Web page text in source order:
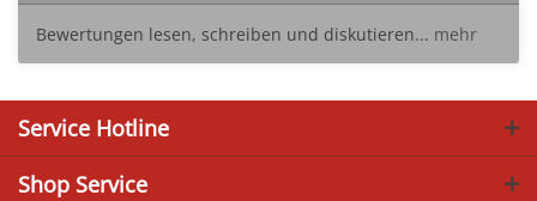
Bewertungen lesen, schreiben und diskutieren... mehr
Service Hotline
Shop Service